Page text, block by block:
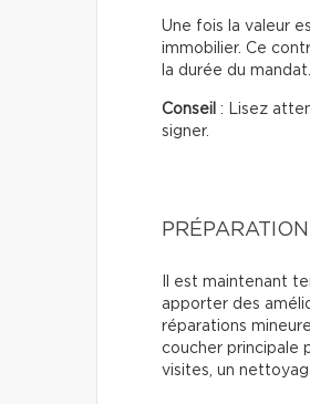
Une fois la valeur
immobilier. Ce
la durée du mandat.
Conseil : Lisez
signer.
Il est maintenant
apporter des
réparations
coucher principale
visites, un